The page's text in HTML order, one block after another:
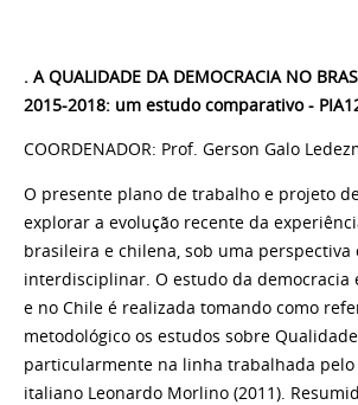
. A QUALIDADE DA DEMOCRACIA NO
2015-2018: um estudo comparativo -
COORDENADOR: Prof. Gerson Galo
O presente plano de trabalho e projeto
explorar a evolução recente da
brasileira e chilena, sob uma perspectiva
interdisciplinar. O estudo da democracia
e no Chile é realizada tomando como
metodológico os estudos sobre
particularmente na linha trabalhada
italiano Leonardo Morlino (2011).